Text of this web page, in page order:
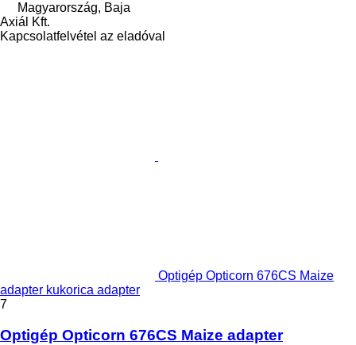
Magyarország, Baja
Axiál Kft.
Kapcsolatfelvétel az eladóval
Optigép Opticorn 676CS Maize
adapter kukorica adapter
7
Optigép Opticorn 676CS Maize adapter